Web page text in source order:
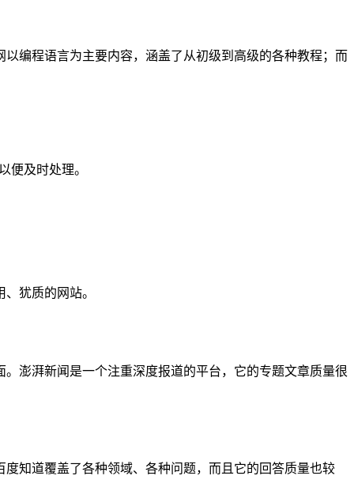
编程语言为主要内容，涵盖了从初级到高级的各种教程；而
便及时处理。
犹质的网站。
澎湃新闻是一个注重深度报道的平台，它的专题文章质量很
知道覆盖了各种领域、各种问题，而且它的回答质量也较